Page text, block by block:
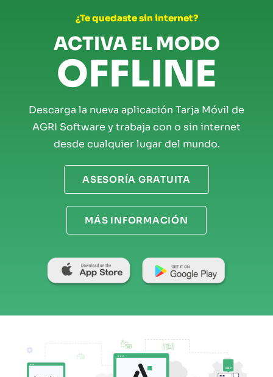
¿Te quedaste sin internet?
ACTIVA EL MODO
OFFLINE
Descarga la nueva aplicación Tarja Móvil de
AGRI Software y trabaja con o sin internet
desde cualquier lugar del mundo.
ASESORÍA GRATUITA
MÁS INFORMACIÓN